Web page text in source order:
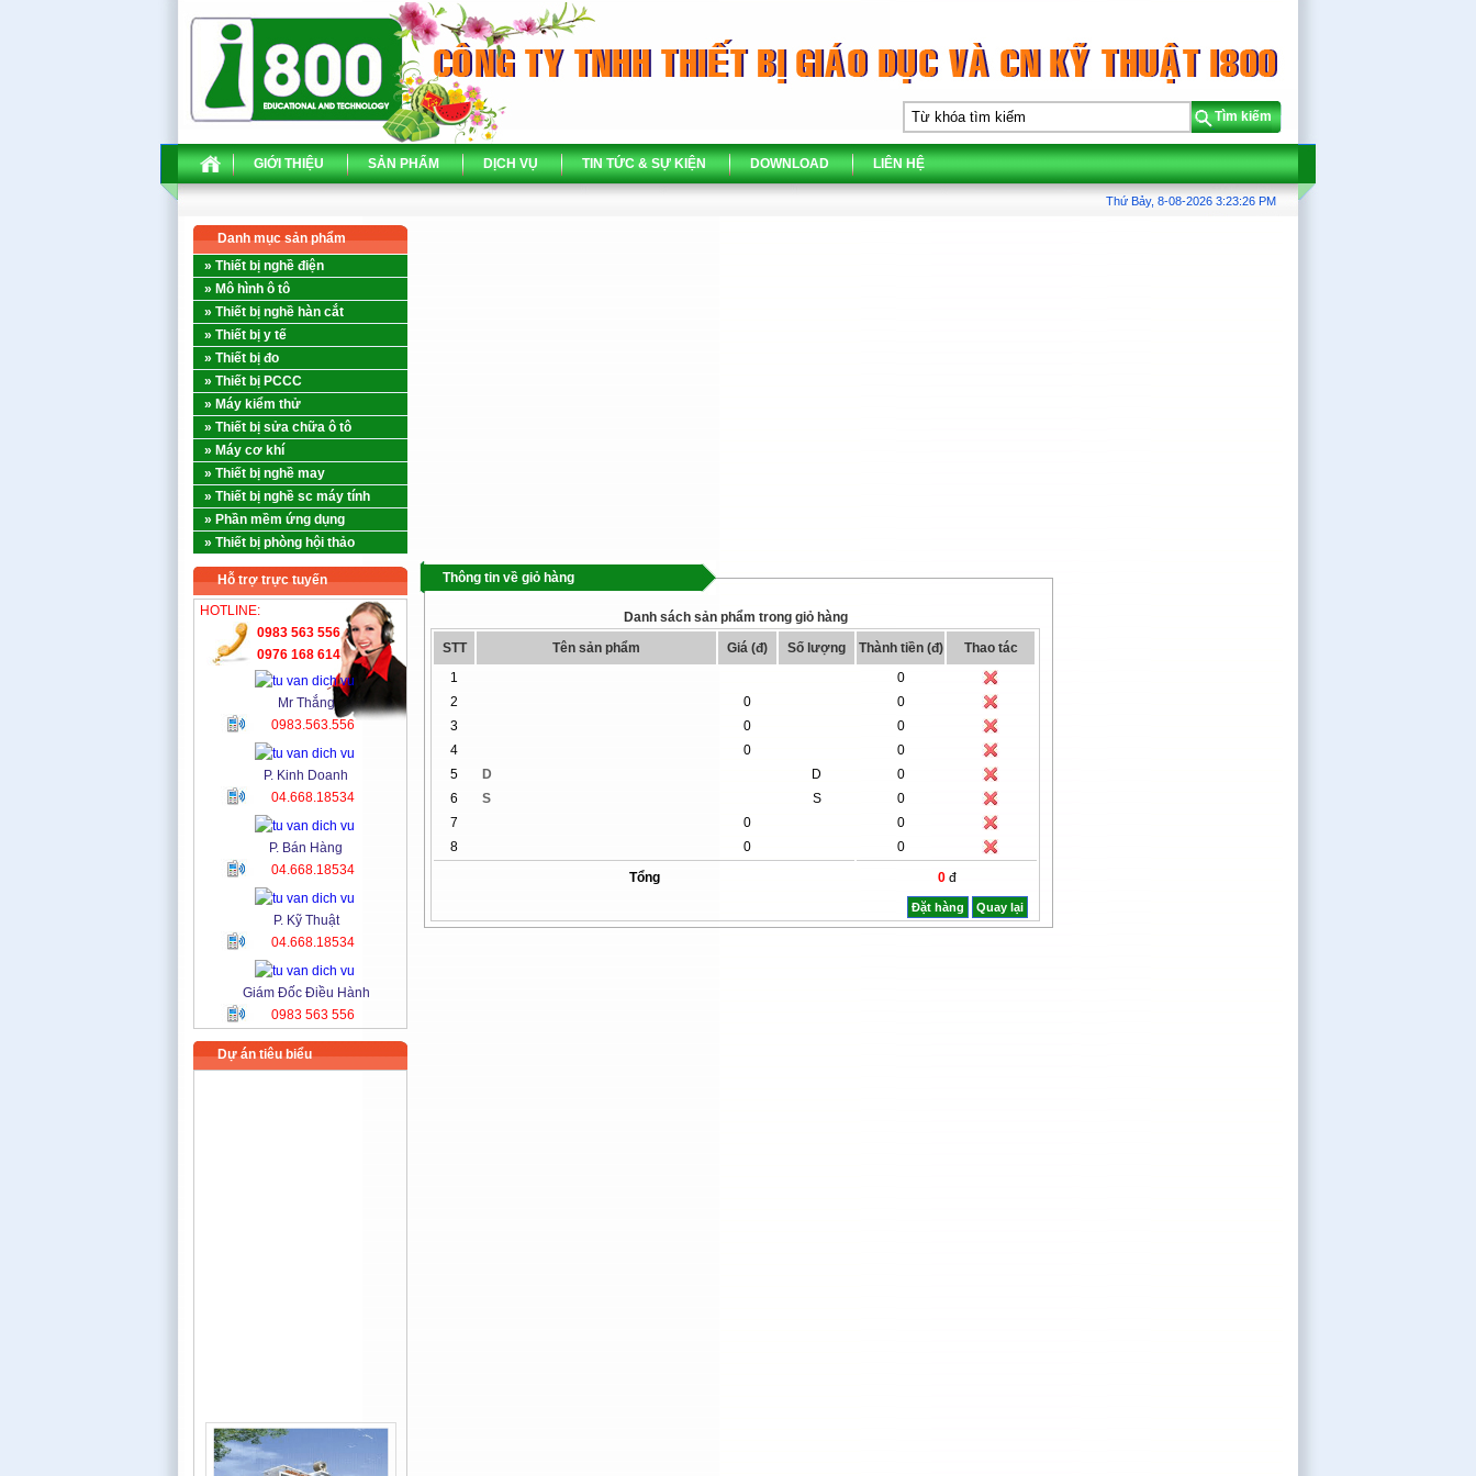
Tìm kiếm
GIỚI THIỆU SẢN PHẨM DỊCH VỤ TIN TỨC & SỰ KIỆN DOWNLOAD LIÊN HỆ
Thứ Bảy, 8-08-2026 3:23:26 PM
Danh mục sản phẩm
» Thiết bị nghề điện
» Mô hình ô tô
» Thiết bị nghề hàn cắt
» Thiết bị y tế
» Thiết bị đo
» Thiết bị PCCC
» Máy kiểm thử
» Thiết bị sửa chữa ô tô
» Máy cơ khí
» Thiết bị nghề may
» Thiết bị nghề sc máy tính
» Phần mềm ứng dụng
» Thiết bị phòng hội thảo
Hỗ trợ trực tuyến
HOTLINE:
0983 563 556
0976 168 614
Mr Thắng
0983.563.556
P. Kinh Doanh
04.668.18534
P. Bán Hàng
04.668.18534
P. Kỹ Thuật
04.668.18534
Giám Đốc Điều Hành
0983 563 556
Dự án tiêu biểu
Thông tin về giỏ hàng
Danh sách sản phẩm trong giỏ hàng
STT
Tên sản phẩm Giá (đ) Số lượng Thành tiền (đ)
Thao tác
1
0
2
0
0
3
0
0
4
0
0
5
D D
0
6
S S
0
7
0
0
8
0
0
Tổng
0đ
Đặt hàng Quay lại